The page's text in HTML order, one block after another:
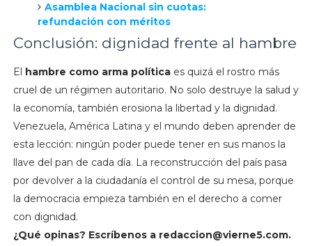
Asamblea Nacional sin cuotas:
refundación con méritos
Conclusión: dignidad frente al hambre
El hambre como arma políticaes quizá el rostro más
cruel de un régimen autoritario. No solo destruye la salud y
la economía, también erosiona la libertad y la dignidad.
Venezuela, América Latina y el mundo deben aprender de
esta lección: ningún poder puede tener en sus manos la
llave del pan de cada día. La reconstrucción del país pasa
por devolver a la ciudadanía el control de su mesa, porque
la democracia empieza también en el derecho a comer
con dignidad.
¿Qué opinas? Escríbenos a redaccion@vierne5.com.